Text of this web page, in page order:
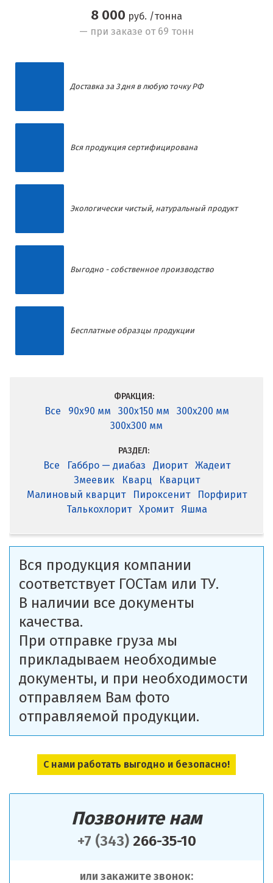
Позвоните нам
+7 (343)266-35-10
или закажите звонок:
8 000 руб. /тонна
— при заказе от 69 тонн
Доставка за 3 дня в любую точку РФ
Вся продукция сертифицирована
Экологически чистый, натуральный продукт
Выгодно - собственное производство
Бесплатные образцы продукции
ФРАКЦИЯ:
Все 90x90 мм 300x150 мм
300x200 мм
300x300 мм
РАЗДЕЛ:
Все Габбро — диабаз Диорит
Жадеит
Змеевик
Кварц
Кварцит
Малиновый кварцит
Пироксенит
Порфирит
Талькохлорит
Хромит Яшма
Вся продукция компании
соответствует ГОСТам или ТУ.
В наличии все документы
качества.
При отправке груза мы
прикладываем необходимые
документы, и при необходимости
отправляем Вам фото
отправляемой продукции.
С нами работать выгодно и безопасно!